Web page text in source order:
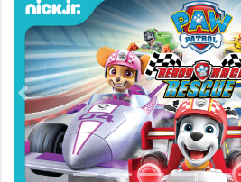
Previous